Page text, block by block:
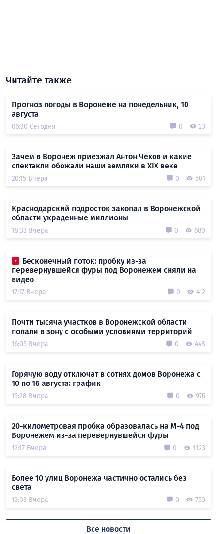
Читайте также
Прогноз погоды в Воронеже на понедельник, 10
августа
06:30 Сегодня 0 23
Зачем в Воронеж приезжал Антон Чехов и какие
спектакли обожали наши земляки в XIX веке
20:15 Вчера 0 501
Краснодарский подросток закопал в Воронежской
области украденные миллионы
18:33 Вчера 0 680
Бесконечный поток: пробку из-за
перевернувшейся фуры под Воронежем сняли на
видео
17:17 Вчера 0 412
Почти тысяча участков в Воронежской области
попали в зону с особыми условиями территорий
16:05 Вчера 0 448
Горячую воду отключат в сотнях домов Воронежа с
10 по 16 августа: график
15:28 Вчера 0 976
20-километровая пробка образовалась на М-4 под
Воронежем из-за перевернувшейся фуры
12:17 Вчера 0 1123
Более 10 улиц Воронежа частично остались без
света
12:03 Вчера 0 750
Все новости